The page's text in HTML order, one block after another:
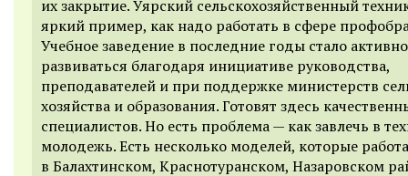
их закрытие. Уярский сельскохозяйственный
яркий пример, как надо работать в сфере
Учебное заведение в последние годы стало активно
развиваться благодаря инициативе руководства,
преподавателей и при поддержке министерств
хозяйства и образования. Готовят здесь
специалистов. Но есть проблема — как завлечь в
молодежь. Есть несколько моделей, которые
в Балахтинском, Краснотуранском, Назаровском